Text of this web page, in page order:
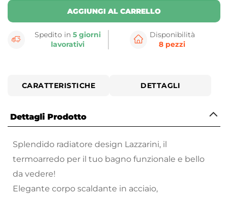
AGGIUNGI AL CARRELLO
Spedito in5 giorni
lavorativi
Disponibilità
8 pezzi
CARATTERISTICHE DETTAGLI
Dettagli Prodotto
Splendido radiatore design Lazzarini, il
termoarredo per il tuo bagno funzionale e bello
da vedere!
Elegante corpo scaldante in acciaio,